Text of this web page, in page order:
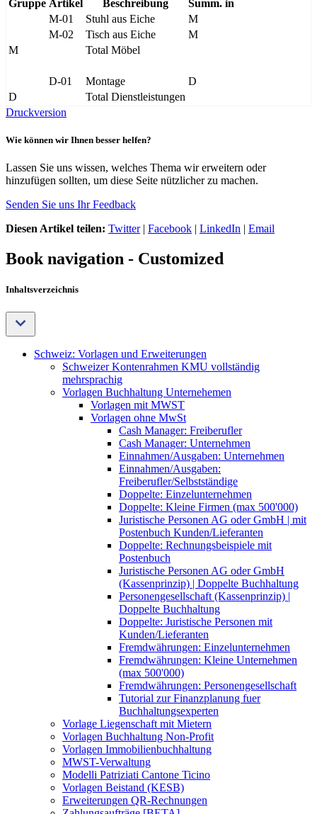
Gruppe Artikel Beschreibung
Summ. in
M-01
Stuhl aus Eiche
M
M-02
Tisch aus Eiche
M
M
Total Möbel
D-01 Montage
D
D
Total Dienstleistungen
Druckversion
Wie können wir Ihnen besser helfen?
Lassen Sie uns wissen, welches Thema wir erweitern oder
hinzufügen sollten, um diese Seite nützlicher zu machen.
Senden Sie uns Ihr Feedback
Diesen Artikel teilen: Twitter| Facebook | LinkedIn | Email
Book navigation - Customized
Inhaltsverzeichnis
Schweiz: Vorlagen und Erweiterungen
Schweizer Kontenrahmen KMU vollständig
mehrsprachig
Vorlagen Buchhaltung Unternehemen
Vorlagen mit MWST
Vorlagen ohne MwSt
Cash Manager: Freiberufler
Cash Manager: Unternehmen
Einnahmen/Ausgaben: Unternehmen
Einnahmen/Ausgaben:
Freiberufler/Selbstständige
Doppelte: Einzelunternehmen
Doppelte: Kleine Firmen (max 500'000)
Juristische Personen AG oder GmbH | mit
Postenbuch Kunden/Lieferanten
Doppelte: Rechnungsbeispiele mit
Postenbuch
Juristische Personen AG oder GmbH
(Kassenprinzip) | Doppelte Buchhaltung
Personengesellschaft (Kassenprinzip) |
Doppelte Buchhaltung
Doppelte: Juristische Personen mit
Kunden/Lieferanten
Fremdwährungen: Einzelunternehmen
Fremdwährungen: Kleine Unternehmen
(max 500'000)
Fremdwährungen: Personengesellschaft
Tutorial zur Finanzplanung fuer
Buchhaltungsexperten
Vorlage Liegenschaft mit Mietern
Vorlagen Buchhaltung Non-Profit
Vorlagen Immobilienbuchhaltung
MWST-Verwaltung
Modelli Patriziati Cantone Ticino
Vorlagen Beistand (KESB)
Erweiterungen QR-Rechnungen